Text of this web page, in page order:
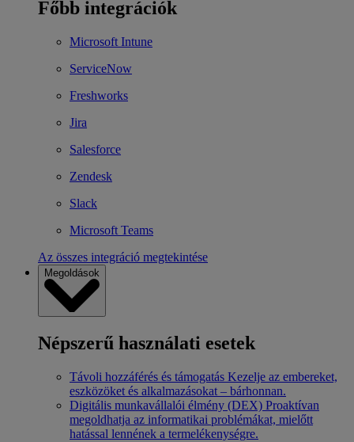
Főbb integrációk
Microsoft Intune
ServiceNow
Freshworks
Jira
Salesforce
Zendesk
Slack
Microsoft Teams
Az összes integráció megtekintése
Megoldások
Népszerű használati esetek
Távoli hozzáférés és támogatás Kezelje az embereket,
eszközöket és alkalmazásokat – bárhonnan.
Digitális munkavállalói élmény (DEX) Proaktívan
megoldhatja az informatikai problémákat, mielőtt
hatással lennének a termelékenységre.